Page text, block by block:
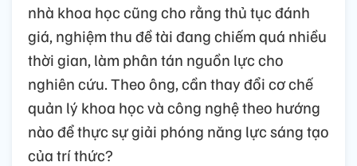
nhà khoa học cũng cho rằng thủ tục đánh
giá, nghiệm thu đề tài đang chiếm quá nhiều
thời gian, làm phân tán nguồn lực cho
nghiên cứu. Theo ông, cần thay đổi cơ chế
quản lý khoa học và công nghệ theo hướng
nào để thực sự giải phóng năng lực sáng tạo
của trí thức?